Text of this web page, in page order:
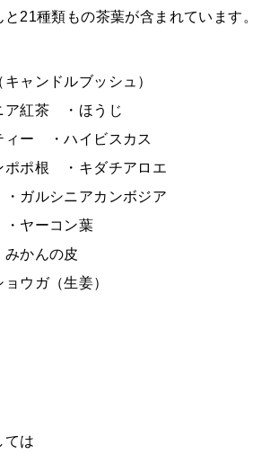
21種類もの茶葉が含まれています。
ャンドルブッシュ）
ア紅茶 ・ほうじ
ィー ・ハイビスカス
ポポ根 ・キダチアロエ
ガルシニアカンボジア
ヤーコン葉
かんの皮
ウガ（生姜）
ては